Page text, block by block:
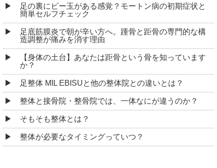
足の裏にビー玉がある感覚？モートン病の初期症状と
簡単セルフチェック
足底筋膜炎で朝が辛い方へ。踵骨と距骨の専門的な構
造調整が痛みを消す理由
【身体の土台】あなたは距骨という骨を知っています
か？
足整体 MIL EBISUと他の整体院との違いとは？
整体と接骨院・整骨院では、一体なにが違うのか？
そもそも整体とは？
整体が必要なタイミングっていつ？